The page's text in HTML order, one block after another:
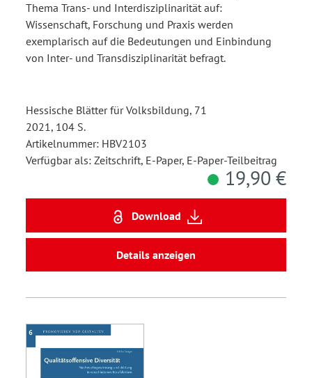
Thema Trans- und Interdisziplinarität auf:
Wissenschaft, Forschung und Praxis werden
exemplarisch auf die Bedeutungen und Einbindung
von Inter- und Transdisziplinarität befragt.
Hessische Blätter für Volksbildung, 71
2021, 104 S.
Artikelnummer: HBV2103
Verfügbar als: Zeitschrift, E-Paper, E-Paper-Teilbeitrag
19,90 €
Download
Details anzeigen